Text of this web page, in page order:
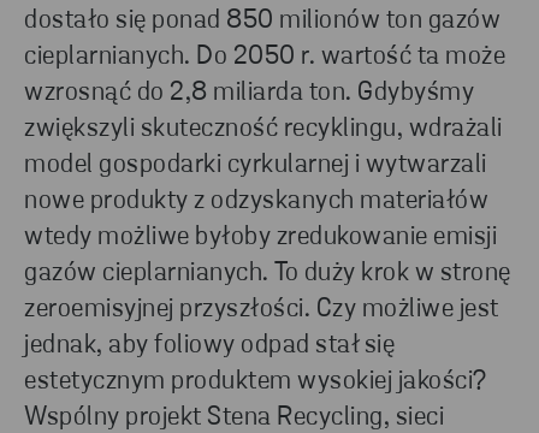
dostało się ponad 850 milionów ton gazów
cieplarnianych. Do 2050 r. wartość ta może
wzrosnąć do 2,8 miliarda ton. Gdybyśmy
zwiększyli skuteczność recyklingu, wdrażali
model gospodarki cyrkularnej i wytwarzali
nowe produkty z odzyskanych materiałów
wtedy możliwe byłoby zredukowanie emisji
gazów cieplarnianych. To duży krok w stronę
zeroemisyjnej przyszłości. Czy możliwe jest
jednak, aby foliowy odpad stał się
estetycznym produktem wysokiej jakości?
Wspólny projekt Stena Recycling, sieci